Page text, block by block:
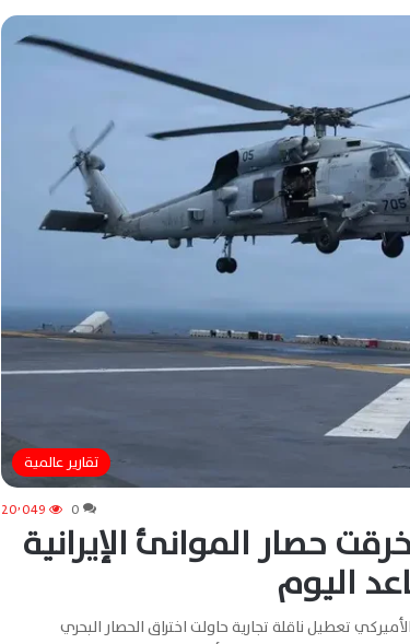
تقارير عالمية
0 20٬049
حصار الموانئ الإيرانية
اليوم
تعطيل ناقلة تجارية حاولت اختراق الحصار البحري